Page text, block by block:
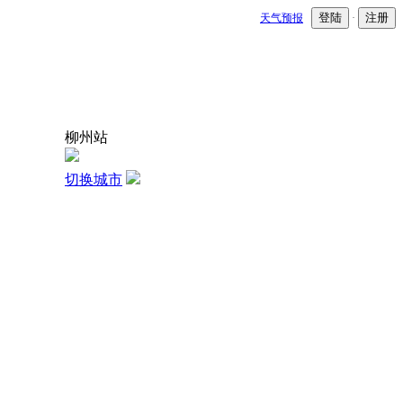
天气预报 登陆 · 注册
柳州站
切换城市